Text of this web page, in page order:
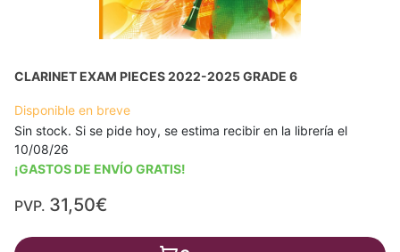
CLARINET EXAM PIECES 2022-2025 GRADE 6
Disponible en breve
Sin stock. Si se pide hoy, se estima recibir en la librería el
10/08/26
¡GASTOS DE ENVÍO GRATIS!
PVP. 31,50€